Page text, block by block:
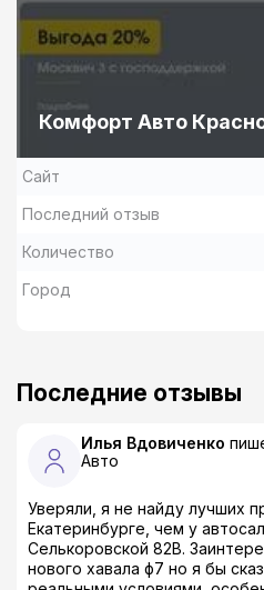
Комфорт Авто
Сайт
Последний отзыв
Количество
Город
Последние отзывы
Илья Вдовиченко
Авто
Уверяли, я не найду лучших
Екатеринбурге, чем у
Селькоровской 82В. Заинтересован был в покупке
нового хавала ф7 но я бы